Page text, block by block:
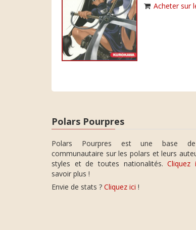
Acheter sur
Polars Pourpres
Polars Pourpres est une base de
communautaire sur les polars et leurs
styles et de toutes nationalités.Cliquez
savoir plus !
Envie de stats ? Cliquez ici !